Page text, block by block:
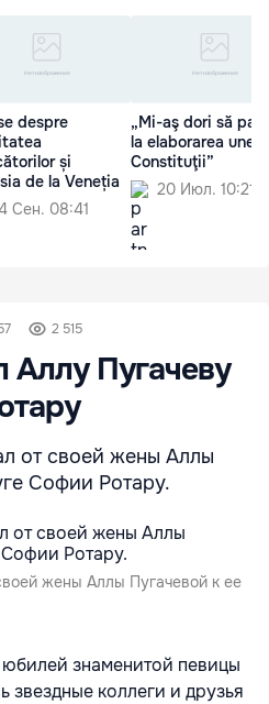
despre
și
de la Veneția
Сен. 08:41
„Mi-aş dori să
la elaborarea unei
Constituţii”
20 Июл. 10:21
2 515
Аллу Пугачеву
от своей жены Аллы
Софии Ротару.
жены Аллы Пугачевой к ее
знаменитой певицы
коллеги и друзья